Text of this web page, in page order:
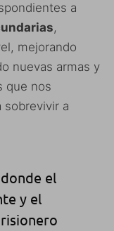
a
,
mejorando
nuevas armas y
que nos
sobrevivir a
el
y el